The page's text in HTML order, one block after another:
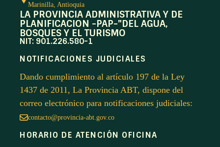
Marinilla, Antioquia
LA PROVINCIA ADMINISTRATIVA Y DE
PLANIFICACION -PAP-"DEL AGUA,
BOSQUES Y EL TURISMO
NIT: 901.226.580-1
NOTIFICACIONES JUDICIALES
Dando cumplimiento al artículo 197 de la Ley
1437 de 2011, La Provincia ABT, dispone del
correo electrónico para notificaciones judiciales:
contacto@provincia-abt.gov.co
HORARIO DE ATENCIÓN OFICINA